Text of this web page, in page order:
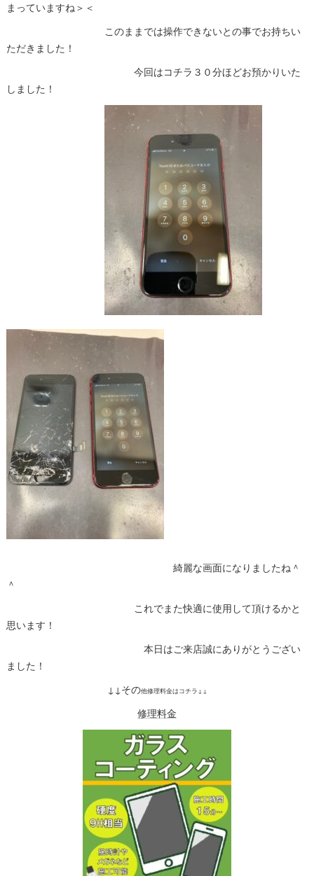
まっていますね＞＜
このままでは操作できないとの事でお持ちい
ただきました！
今回はコチラ３０分ほどお預かりいた
しました！
綺麗な画面になりましたね＾
＾
これでまた快適に使用して頂けるかと
思います！
本日はご来店誠にありがとうござい
ました！
↓↓その他修理料金はコチラ↓↓
修理料金